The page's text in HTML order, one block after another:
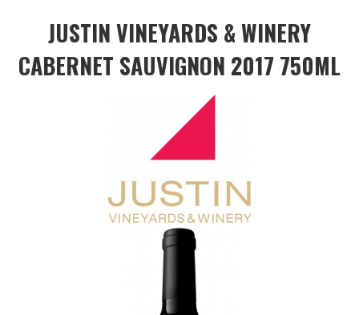
JUSTIN VINEYARDS & WINERY
CABERNET SAUVIGNON 2017 750ML